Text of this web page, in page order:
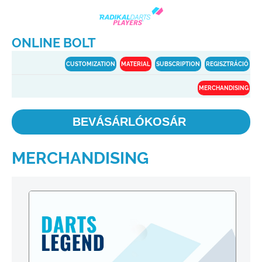
ONLINE BOLT
CUSTOMIZATION MATERIAL SUBSCRIPTION REGISZTRÁCIÓ
MERCHANDISING
BEVÁSÁRLÓKOSÁR
MERCHANDISING